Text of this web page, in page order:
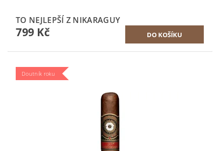
TO NEJLEPŠÍ Z NIKARAGUY
799 Kč
Doutník roku